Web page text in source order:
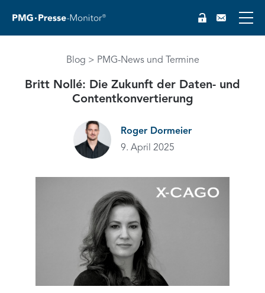
Blog PMG-News und Termine
Britt Nollé: Die Zukunft der Daten- und
Contentkonvertierung
Roger Dormeier
9. April 2025